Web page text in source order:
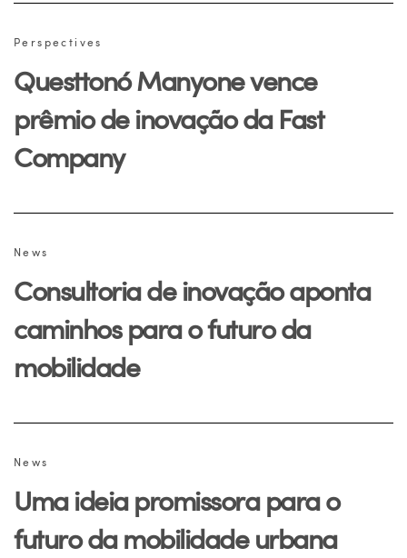
Perspectives
Questtonó Manyone vence
prêmio de inovação da Fast
Company
News
Consultoria de inovação aponta
caminhos para o futuro da
mobilidade
News
Uma ideia promissora para o
futuro da mobilidade urbana